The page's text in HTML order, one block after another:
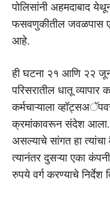
पोलिसांनी अहमदाबाद
फसवणुकीतील जवळपास
आहे.
ही घटना २१ आणि २२
परिसरातील धातू
कर्मचाऱ्याला
क्रमांकावरून संदेश आला.
असल्याचे सांगत हा
त्यानंतर दुसऱ्या एका
रुपये वर्ग करण्याचे निर्देश